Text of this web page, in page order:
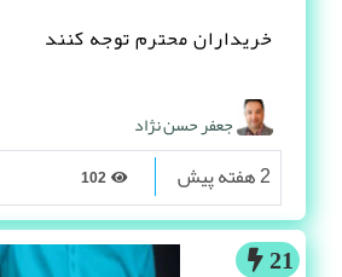
خریداران محترم توجه کنند
جعفر حسن نژاد
2 هفته پیش
21